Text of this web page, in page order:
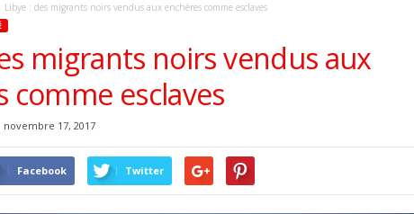
Libye : des migrants noirs vendus aux enchères comme esclaves
migrants noirs vendus aux
comme esclaves
novembre 17, 2017
Facebook Twitter